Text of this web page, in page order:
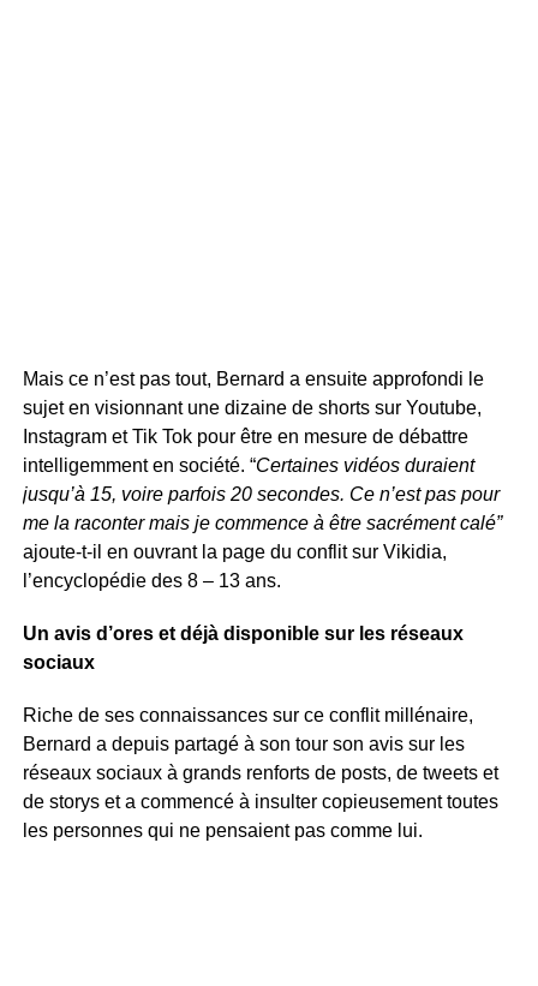
Mais ce n’est pas tout, Bernard a ensuite approfondi le
sujet en visionnant une dizaine de shorts sur Youtube,
Instagram et Tik Tok pour être en mesure de débattre
intelligemment en société. “Certaines vidéos duraient
jusqu’à 15, voire parfois 20 secondes. Ce n’est pas pour
me la raconter mais je commence à être sacrément calé”
ajoute-t-il en ouvrant la page du conflit sur Vikidia,
l’encyclopédie des 8 – 13 ans.
Un avis d’ores et déjà disponible sur les réseaux
sociaux
Riche de ses connaissances sur ce conflit millénaire,
Bernard a depuis partagé à son tour son avis sur les
réseaux sociaux à grands renforts de posts, de tweets et
de storys et a commencé à insulter copieusement toutes
les personnes qui ne pensaient pas comme lui.